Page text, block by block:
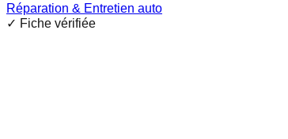
Réparation & Entretien auto
✓ Fiche vérifiée